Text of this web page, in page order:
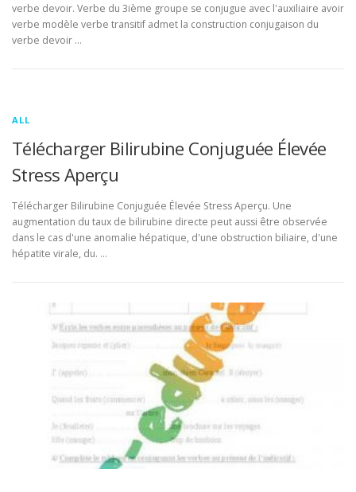
verbe devoir. Verbe du 3ième groupe se conjugue avec l'auxiliaire avoir
verbe modèle verbe transitif admet la construction conjugaison du
verbe devoir …
ALL
Télécharger Bilirubine Conjuguée Élevée
Stress Aperçu
Télécharger Bilirubine Conjuguée Élevée Stress Aperçu. Une
augmentation du taux de bilirubine directe peut aussi être observée
dans le cas d'une anomalie hépatique, d'une obstruction biliaire, d'une
hépatite virale, du. …